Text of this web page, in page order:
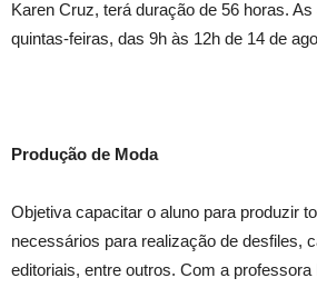
Karen Cruz, terá duração de 56 horas.
quintas-feiras, das 9h às 12h de 14 de
Produção de Moda
Objetiva capacitar o aluno para produzir
necessários para realização de desfiles,
editoriais, entre outros. Com a